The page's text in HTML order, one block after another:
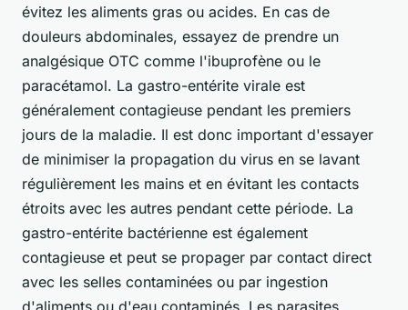
évitez les aliments gras ou acides. En cas de
douleurs abdominales, essayez de prendre un
analgésique OTC comme l'ibuprofène ou le
paracétamol. La gastro-entérite virale est
généralement contagieuse pendant les premiers
jours de la maladie. Il est donc important d'essayer
de minimiser la propagation du virus en se lavant
régulièrement les mains et en évitant les contacts
étroits avec les autres pendant cette période. La
gastro-entérite bactérienne est également
contagieuse et peut se propager par contact direct
avec les selles contaminées ou par ingestion